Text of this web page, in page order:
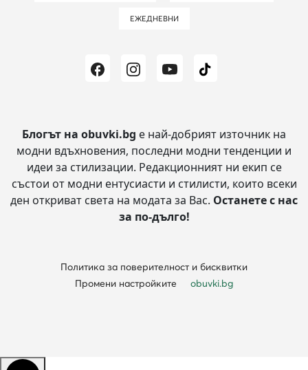
ЕЖЕДНЕВНИ
Блогът на obuvki.bg е най-добрият източник на
модни вдъхновения, последни модни тенденции и
идеи за стилизации. Редакционният ни екип се
състои от модни ентусиасти и стилисти, които всеки
ден откриват света на модата за Вас. Останете с нас
за по-дълго!
Политика за поверителност и бисквитки
Промени настройките
obuvki.bg